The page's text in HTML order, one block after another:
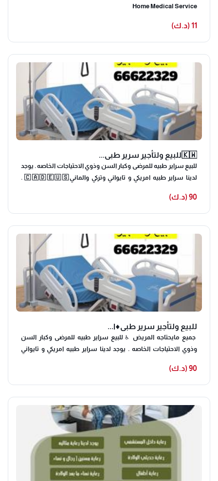
Home Medical Service
11 (د.ك)
🇰🇼للبيع ولتأجير سرير طبي...
للبيع سراير طبيه للمرضى وكبار السن وذوي الاحتياجات الخاصه . يوجد
لدينا سراير طبيه امريكي و تايواني وتركي والماني🇨🇦🇩🇪🇺🇸 .
وكراسي الحمام باحجام وانواع مخلفه♿️ . جميع الاجهزه مستعمله
عليها كفاله والتوصيل مجانا 🚚
90 (د.ك)
للبيع ولتأجير سرير طبي♦️ا...
جميع مايحتاجه المريض ♿️ للبيع سراير طبيه للمرضى وكبار السن
وذوي الاحتياجات الخاصه . يوجد لدينا سراير طبيه امريكي و تايواني
والمتنقل صناعه امريكي 🩺 . والولجير وكراسي الحمام باحجام وانواع
مخلفه♿️ . جميع الاجهزه مستعمله عليها كفاله والتوصيل مجانا 🚚
90 (د.ك)